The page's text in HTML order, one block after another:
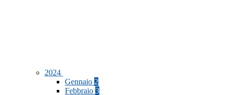
2024
Gennaio 2
Febbraio 3